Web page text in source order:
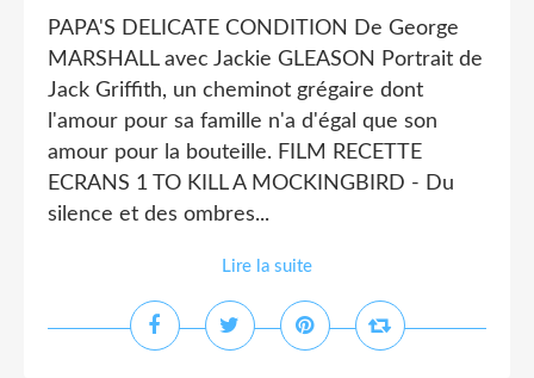
PAPA'S DELICATE CONDITION De George
MARSHALL avec Jackie GLEASON Portrait de
Jack Griffith, un cheminot grégaire dont
l'amour pour sa famille n'a d'égal que son
amour pour la bouteille. FILM RECETTE
ECRANS 1 TO KILL A MOCKINGBIRD - Du
silence et des ombres...
Lire la suite